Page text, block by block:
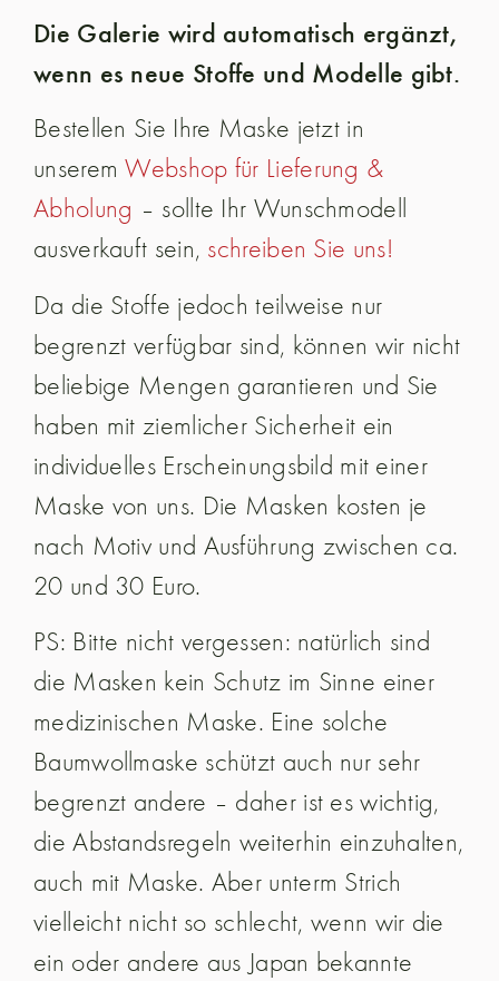
Die Galerie wird automatisch ergänzt,
wenn es neue Stoffe und Modelle gibt.
Bestellen Sie Ihre Maske jetzt in
unseremWebshop für Lieferung &
Abholung – sollte Ihr Wunschmodell
ausverkauft sein, schreiben Sie uns!
Da die Stoffe jedoch teilweise nur
begrenzt verfügbar sind, können wir nicht
beliebige Mengen garantieren und Sie
haben mit ziemlicher Sicherheit ein
individuelles Erscheinungsbild mit einer
Maske von uns. Die Masken kosten je
nach Motiv und Ausführung zwischen ca.
20 und 30 Euro.
PS: Bitte nicht vergessen: natürlich sind
die Masken kein Schutz im Sinne einer
medizinischen Maske. Eine solche
Baumwollmaske schützt auch nur sehr
begrenzt andere – daher ist es wichtig,
die Abstandsregeln weiterhin einzuhalten,
auch mit Maske. Aber unterm Strich
vielleicht nicht so schlecht, wenn wir die
ein oder andere aus Japan bekannte